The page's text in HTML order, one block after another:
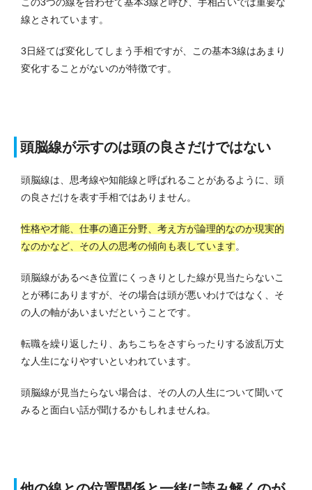
線とされています。
3日経てば変化してしまう手相ですが、この基本3線はあまり
変化することがないのが特徴です。
頭脳線が示すのは頭の良さだけではない
頭脳線は、思考線や知能線と呼ばれることがあるように、頭
の良さだけを表す手相ではありません。
性格や才能、仕事の適正分野、考え方が論理的なのか現実的
なのかなど、その人の思考の傾向も表しています。
頭脳線があるべき位置にくっきりとした線が見当たらないこ
とが稀にありますが、その場合は頭が悪いわけではなく、そ
の人の軸があいまいだということです。
転職を繰り返したり、あちこちをさすらったりする波乱万丈
な人生になりやすいといわれています。
頭脳線が見当たらない場合は、その人の人生について聞いて
みると面白い話が聞けるかもしれませんね。